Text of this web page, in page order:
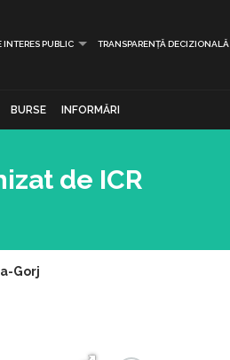
PUBLIC TRANSPARENȚĂ DECIZIONALĂ
BURSE INFORMĂRI
de ICR
Gorj